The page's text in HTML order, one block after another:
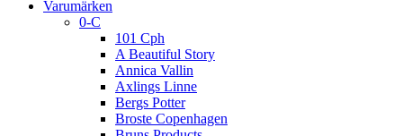
Varumärken
0-C
101 Cph
A Beautiful Story
Annica Vallin
Axlings Linne
Bergs Potter
Broste Copenhagen